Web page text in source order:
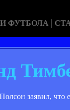
ФУТБОЛА |
заявил, что